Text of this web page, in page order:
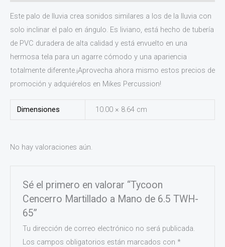
Este palo de lluvia crea sonidos similares a los de la lluvia con
solo inclinar el palo en ángulo. Es liviano, está hecho de tubería
de PVC duradera de alta calidad y está envuelto en una
hermosa tela para un agarre cómodo y una apariencia
totalmente diferente.¡Aprovecha ahora mismo estos precios de
promoción y adquiérelos en Mikes Percussion!
Dimensiones 10.00 × 8.64 cm
No hay valoraciones aún.
Sé el primero en valorar “Tycoon
Cencerro Martillado a Mano de 6.5 TWH-
65”
Tu dirección de correo electrónico no será publicada.
Los campos obligatorios están marcados con*